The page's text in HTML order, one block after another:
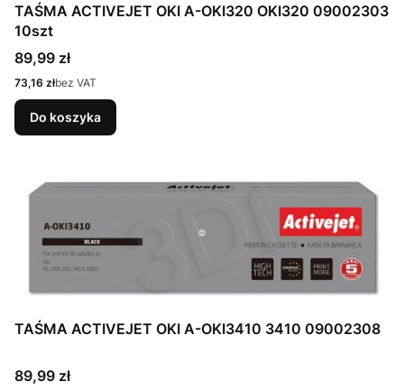
TAŚMA ACTIVEJET OKI A-OKI320 OKI320 09002303
10szt
Cena
89,99 zł
Cena
73,16 złbez VAT
Do koszyka
TAŚMA ACTIVEJET OKI A-OKI3410 3410 09002308
Cena
89,99 zł